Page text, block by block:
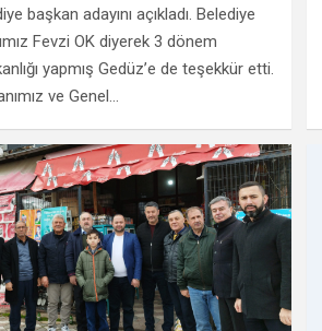
başkan adayını açıkladı. Belediye
Fevzi OK diyerek 3 dönem
yapmış Gedüz’e de teşekkür etti.
ve Genel…